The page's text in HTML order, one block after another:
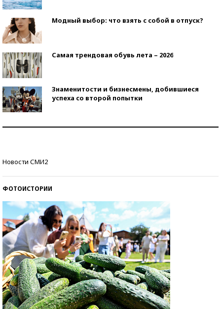
Модный выбор: что взять с собой в отпуск?
Самая трендовая обувь лета – 2026
Знаменитости и бизнесмены, добившиеся
успеха со второй попытки
Новости СМИ2
ФОТОИСТОРИИ